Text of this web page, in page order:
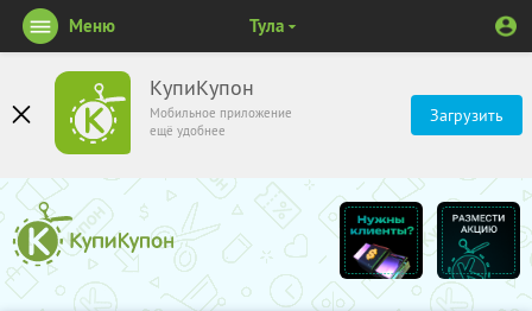
КупиКупон
Мобильное приложение
ещё удобнее
Загрузить
Меню Тула